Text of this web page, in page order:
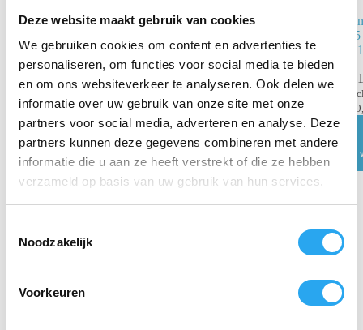
Deze website maakt gebruik van cookies
We gebruiken cookies om content en advertenties te
personaliseren, om functies voor social media te bieden
en om ons websiteverkeer te analyseren. Ook delen we
informatie over uw gebruik van onze site met onze
partners voor social media, adverteren en analyse. Deze
partners kunnen deze gegevens combineren met andere
informatie die u aan ze heeft verstrekt of die ze hebben
verzameld op basis van uw gebruik van hun services.
Noodzakelijk
Voorkeuren
Unger ProTrim
€16,60
€14,94
incl. BTW
Lees verder
–